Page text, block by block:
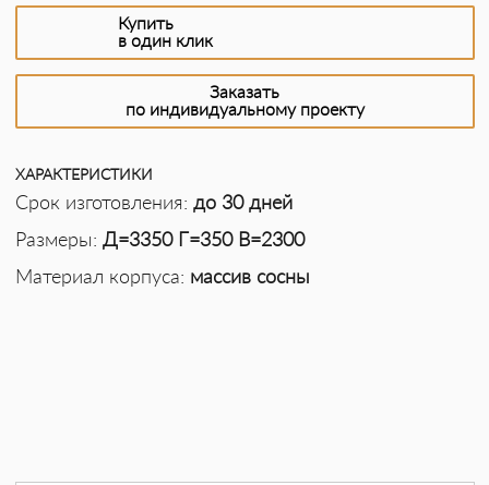
Купить
в один клик
Заказать
по индивидуальному проекту
ХАРАКТЕРИСТИКИ
Срок изготовления: до 30 дней
Размеры: Д=3350 Г=350 В=2300
Материал корпуса: массив сосны